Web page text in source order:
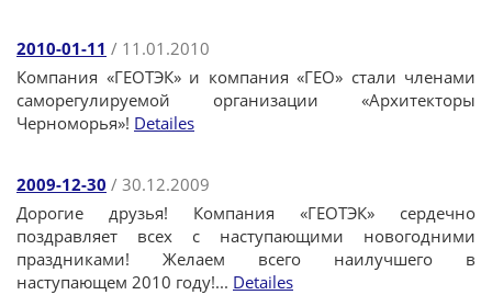
2010-01-11 / 11.01.2010
Компания «ГЕОТЭК» и компания «ГЕО» стали членами
саморегулируемой организации «Архитекторы
Черноморья»! Detailes
2009-12-30 / 30.12.2009
Дорогие друзья! Компания «ГЕОТЭК» сердечно
поздравляет всех с наступающими новогодними
праздниками! Желаем всего наилучшего в
наступающем 2010 году!... Detailes